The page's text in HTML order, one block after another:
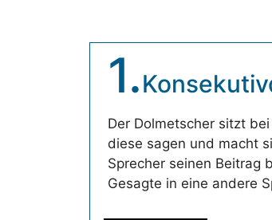
1.
Der Dolmetscher sitzt
diese sagen und macht
Sprecher seinen Beitrag
Gesagte in eine andere